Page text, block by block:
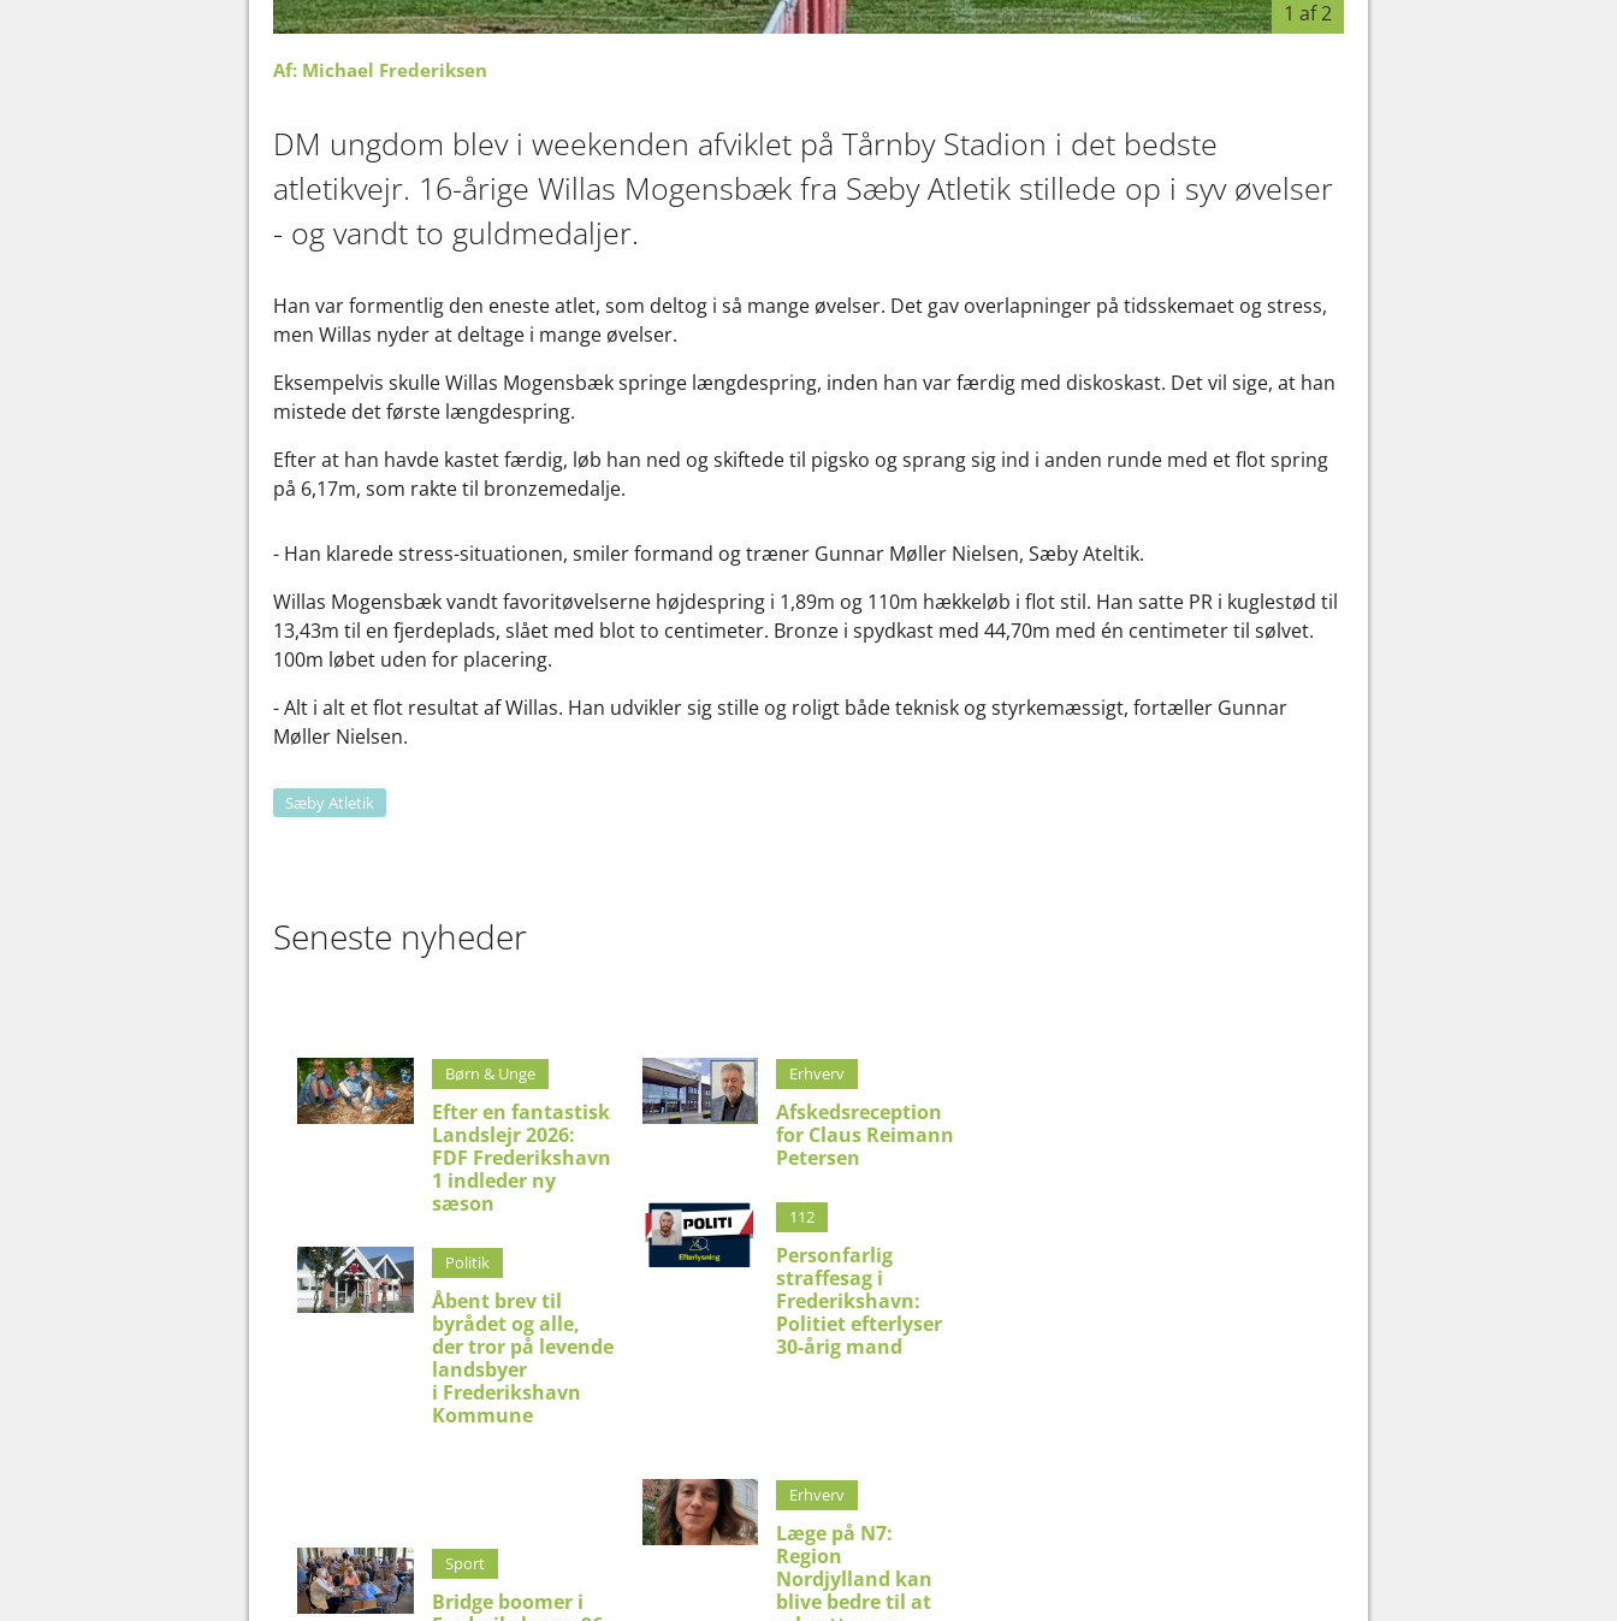
1 af 2
Af: Michael Frederiksen
DM ungdom blev i weekenden afviklet på Tårnby Stadion i det bedste
atletikvejr. 16-årige Willas Mogensbæk fra Sæby Atletik stillede op i syv øvelser
- og vandt to guldmedaljer.
Han var formentlig den eneste atlet, som deltog i så mange øvelser. Det gav overlapninger på tidsskemaet og stress,
men Willas nyder at deltage i mange øvelser.
Eksempelvis skulle Willas Mogensbæk springe længdespring, inden han var færdig med diskoskast. Det vil sige, at han
mistede det første længdespring.
Efter at han havde kastet færdig, løb han ned og skiftede til pigsko og sprang sig ind i anden runde med et flot spring
på 6,17m, som rakte til bronzemedalje.
- Han klarede stress-situationen, smiler formand og træner Gunnar Møller Nielsen, Sæby Ateltik.
Willas Mogensbæk vandt favoritøvelserne højdespring i 1,89m og 110m hækkeløb i flot stil. Han satte PR i kuglestød til
13,43m til en fjerdeplads, slået med blot to centimeter. Bronze i spydkast med 44,70m med én centimeter til sølvet.
100m løbet uden for placering.
- Alt i alt et flot resultat af Willas. Han udvikler sig stille og roligt både teknisk og styrkemæssigt, fortæller Gunnar
Møller Nielsen.
Sæby Atletik
Seneste nyheder
Børn & Unge
Efter en fantastisk
Landslejr 2026:
FDF Frederikshavn
1 indleder ny
sæson
Politik
Åbent brev til
byrådet og alle,
der tror på levende
landsbyer
i Frederikshavn
Kommune
Sport
Bridge boomer i
Erhverv
Afskedsreception
for Claus Reimann
Petersen
112
Personfarlig
straffesag i
Frederikshavn:
Politiet efterlyser
30-årig mand
Erhverv
Læge på N7:
Region
Nordjylland kan
blive bedre til at